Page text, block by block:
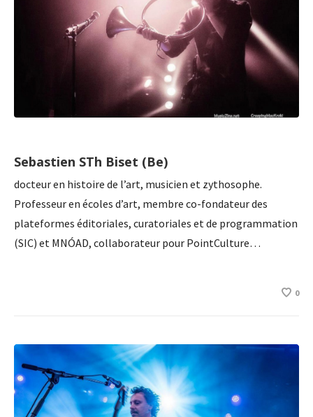
Sebastien STh Biset (Be)
docteur en histoire de l’art, musicien et zythosophe.
Professeur en écoles d’art, membre co-fondateur des
plateformes éditoriales, curatoriales et de programmation
(SIC) et MNÓAD, collaborateur pour PointCulture…
0